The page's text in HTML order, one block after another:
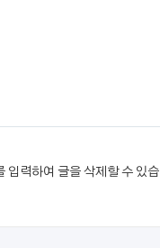
입력하여 글을 삭제할 수 있습